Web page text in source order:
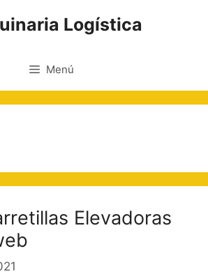
Logística
Menú
Elevadoras